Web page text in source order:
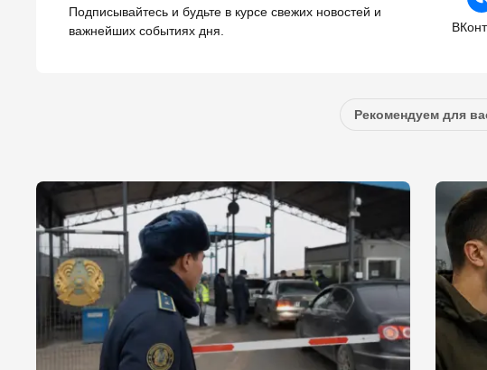
Подписывайтесь и будьте в курсе свежих новостей и
важнейших событиях дня.
Рекомендуем для